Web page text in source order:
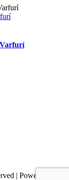
| Powered by